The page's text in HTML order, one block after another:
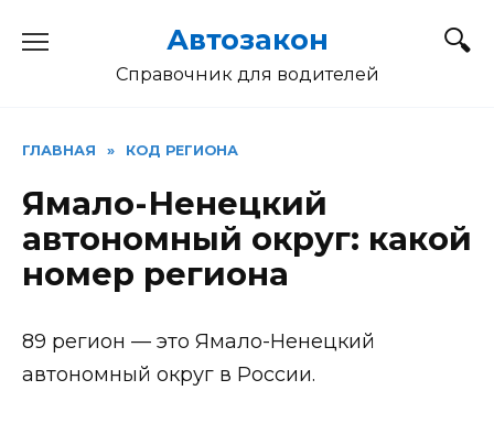
содержанию
Автозакон
Справочник для водителей
ГЛАВНАЯ » КОД РЕГИОНА
Ямало-Ненецкий
автономный округ: какой
номер региона
89 регион — это Ямало-Ненецкий
автономный округ в России.